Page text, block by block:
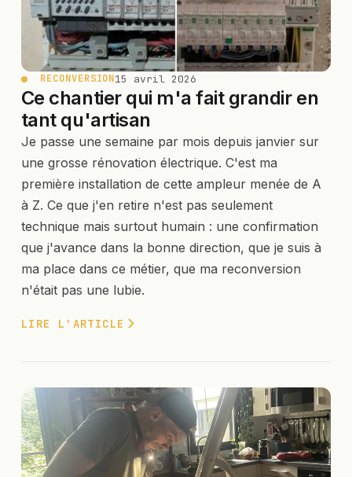
RECONVERSION15 avril 2026
Ce chantier qui m'a fait grandir en
tant qu'artisan
Je passe une semaine par mois depuis janvier sur
une grosse rénovation électrique. C'est ma
première installation de cette ampleur menée de A
à Z. Ce que j'en retire n'est pas seulement
technique mais surtout humain : une confirmation
que j'avance dans la bonne direction, que je suis à
ma place dans ce métier, que ma reconversion
n'était pas une lubie.
LIRE L'ARTICLE